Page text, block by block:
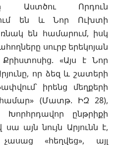
Աստծու Որդուն
են և Նոր Ուխտի
են համարում, իսկ
սուրբ երեկոյան
«Այս է Նոր
որ ձեզ և շատերի
իրենց մեղքերի
համար» (Մատթ. ԻԶ 28),
ընթրիքի
սա այն նույն Արյունն է,
«հեղվեց», այլ